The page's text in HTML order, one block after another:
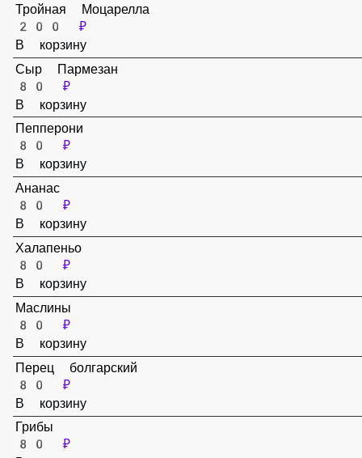
Тройная Моцарелла
200 ₽
В корзину
Сыр Пармезан
80 ₽
В корзину
Пепперони
80 ₽
В корзину
Ананас
80 ₽
В корзину
Халапеньо
80 ₽
В корзину
80 ₽
В корзину